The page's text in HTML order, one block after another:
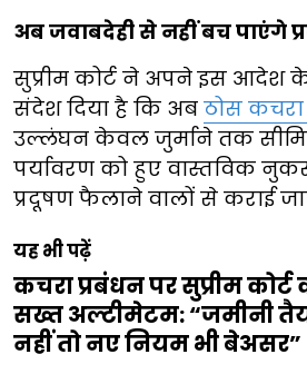
अब जवाबदेही से नहीं बच पाएंगे
सुप्रीम कोर्ट ने अपने इस आदेश
संदेश दिया है कि अब ठोस कचरा
उल्लंघन केवल जुर्माने तक
पर्यावरण को हुए वास्तविक
प्रदूषण फैलाने वालों से कराई
यह भी पढ़ें
कचरा प्रबंधन पर सुप्रीम कोर्ट
सख्त अल्टीमेटम: “जमीनी
नहीं तो नए नियम भी बेअसर”